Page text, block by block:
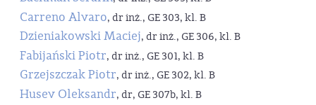
Carreno Alvaro, dr inż., GE 303, kl. B
Dzieniakowski Maciej, dr inż., GE 306, kl. B
Fabijański Piotr, dr inż., GE 301, kl. B
Grzejszczak Piotr, dr inż., GE 302, kl. B
Husev Oleksandr, dr, GE 307b, kl. B